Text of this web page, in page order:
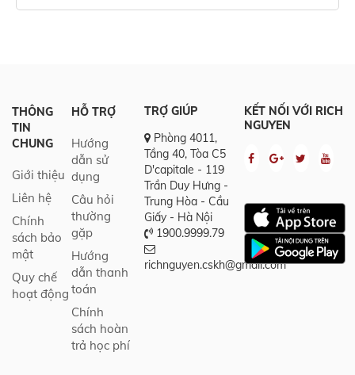
THÔNG
TIN
CHUNG
Giới thiệu
Liên hệ
Chính
sách bảo
mật
Quy chế
hoạt động
HỖ TRỢ
Hướng
dẫn sử
dụng
Câu hỏi
thường
gặp
Hướng
dẫn thanh
toán
Chính
sách hoàn
trả học phí
TRỢ GIÚP
Phòng 4011,
Tầng 40, Tòa C5
D'capitale - 119
Trần Duy Hưng -
Trung Hòa - Cầu
Giấy - Hà Nội
1900.9999.79
richnguyen.cskh@gmail.com
KẾT NỐI VỚI RICH
NGUYEN